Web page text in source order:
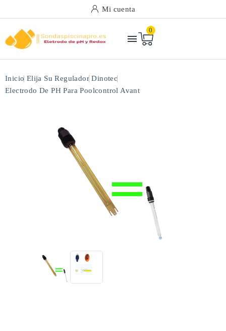
Mi cuenta

0
Inicio Elija Su Regulador Dinotec
Electrodo De PH Para Poolcontrol Avant